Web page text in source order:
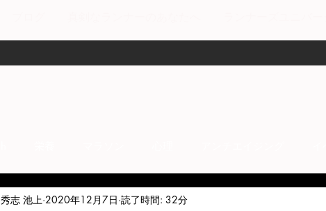
Nutrition anti-inflammation
秀志 池上 2020年12月7日 読了時間: 32分